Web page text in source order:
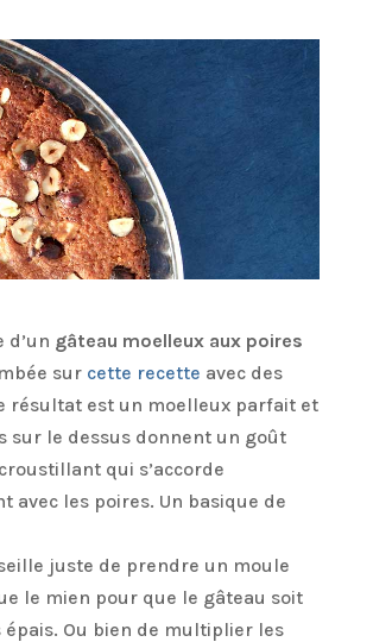
d’un gâteau moelleux aux poires
surcette recette avec des
résultat est un moelleux parfait et
sur le dessus donnent un goût
qui s’accorde
avec les poires. Un basique de
juste de prendre un moule
le mien pour que le gâteau soit
Ou bien de multiplier les